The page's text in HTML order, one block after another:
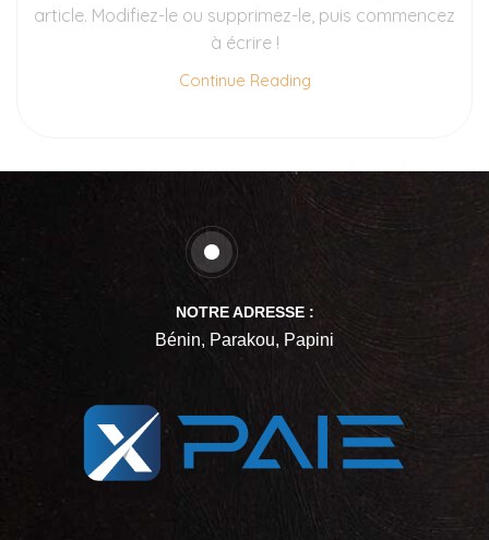
article. Modifiez-le ou supprimez-le, puis commencez
à écrire !
Continue Reading
NOTRE ADRESSE :
Bénin, Parakou, Papini